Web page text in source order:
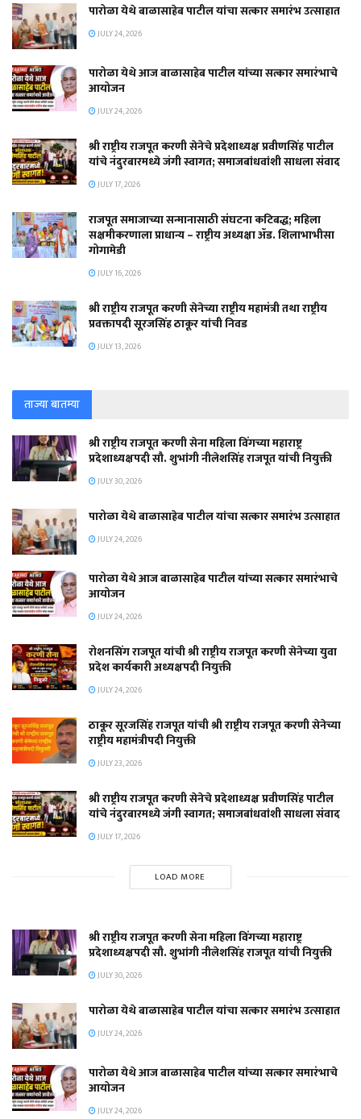
पारोळा येथे बाळासाहेब पाटील यांचा सत्कार समारंभ उत्साहात
JULY 24, 2026
पारोळा येथे आज बाळासाहेब पाटील यांच्या सत्कार समारंभाचे
आयोजन
JULY 24, 2026
श्री राष्ट्रीय राजपूत करणी सेनेचे प्रदेशाध्यक्ष प्रवीणसिंह पाटील
यांचे नंदुरबारमध्ये जंगी स्वागत; समाजबांधवांशी साधला संवाद
JULY 17, 2026
राजपूत समाजाच्या सन्मानासाठी संघटना कटिबद्ध; महिला
सक्षमीकरणाला प्राधान्य – राष्ट्रीय अध्यक्षा ॲड. शिलाभाभीसा
गोगामेडी
JULY 16, 2026
श्री राष्ट्रीय राजपूत करणी सेनेच्या राष्ट्रीय महामंत्री तथा राष्ट्रीय
प्रवक्तापदी सूरजसिंह ठाकूर यांची निवड
JULY 13, 2026
ताज्या बातम्या
श्री राष्ट्रीय राजपूत करणी सेना महिला विंगच्या महाराष्ट्र
प्रदेशाध्यक्षपदी सौ. शुभांगी नीलेशसिंह राजपूत यांची नियुक्ती
JULY 30, 2026
पारोळा येथे बाळासाहेब पाटील यांचा सत्कार समारंभ उत्साहात
JULY 24, 2026
पारोळा येथे आज बाळासाहेब पाटील यांच्या सत्कार समारंभाचे
आयोजन
JULY 24, 2026
रोशनसिंग राजपूत यांची श्री राष्ट्रीय राजपूत करणी सेनेच्या युवा
प्रदेश कार्यकारी अध्यक्षपदी नियुक्ती
JULY 24, 2026
ठाकूर सूरजसिंह राजपूत यांची श्री राष्ट्रीय राजपूत करणी सेनेच्या
राष्ट्रीय महामंत्रीपदी नियुक्ती
JULY 23, 2026
श्री राष्ट्रीय राजपूत करणी सेनेचे प्रदेशाध्यक्ष प्रवीणसिंह पाटील
यांचे नंदुरबारमध्ये जंगी स्वागत; समाजबांधवांशी साधला संवाद
JULY 17, 2026
LOAD MORE
श्री राष्ट्रीय राजपूत करणी सेना महिला विंगच्या महाराष्ट्र
प्रदेशाध्यक्षपदी सौ. शुभांगी नीलेशसिंह राजपूत यांची नियुक्ती
JULY 30, 2026
पारोळा येथे बाळासाहेब पाटील यांचा सत्कार समारंभ उत्साहात
JULY 24, 2026
पारोळा येथे आज बाळासाहेब पाटील यांच्या सत्कार समारंभाचे
आयोजन
JULY 24, 2026